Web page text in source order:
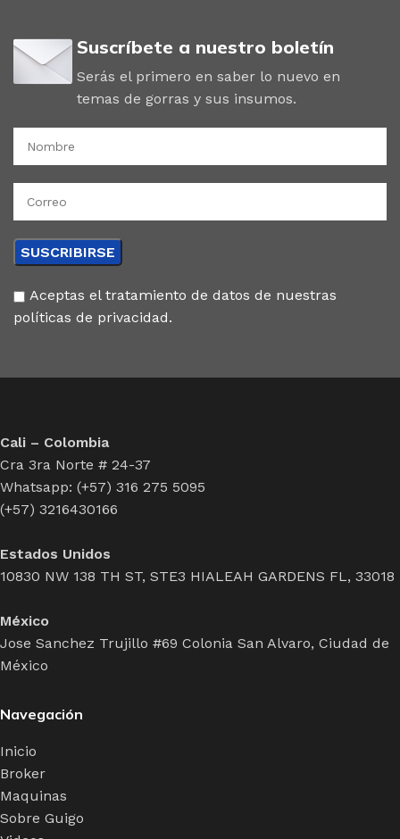
Suscríbete a nuestro boletín
Serás el primero en saber lo nuevo en
temas de gorras y sus insumos.
Aceptas el tratamiento de datos de nuestras
políticas de privacidad.
Cali – Colombia
Cra 3ra Norte # 24-37
Whatsapp: (+57) 316 275 5095
(+57) 3216430166
Estados Unidos
10830 NW 138 TH ST, STE3 HIALEAH GARDENS FL, 33018
México
Jose Sanchez Trujillo #69 Colonia San Alvaro, Ciudad de
México
Navegación
Inicio
Broker
Maquinas
Sobre Guigo